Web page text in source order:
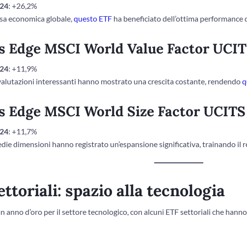
: +26,2%
economica globale, questo ETFha beneficiato dell’ottima performance
Edge MSCI World Value Factor
: +11,9%
interessanti hanno mostrato una crescita costante, rendendo
Edge MSCI World Size Factor UCITS
: +11,7%
dimensioni hanno registrato un’espansione significativa, trainando il
spazio alla tecnologia
anno d’oro per il settore tecnologico, con alcuni ETF settoriali che